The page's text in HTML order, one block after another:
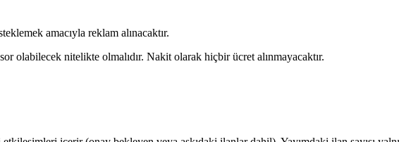
amacıyla reklam alınacaktır.
olabilecek nitelikte olmalıdır. Nakit olarak hiçbir ücret alınmayacaktır.